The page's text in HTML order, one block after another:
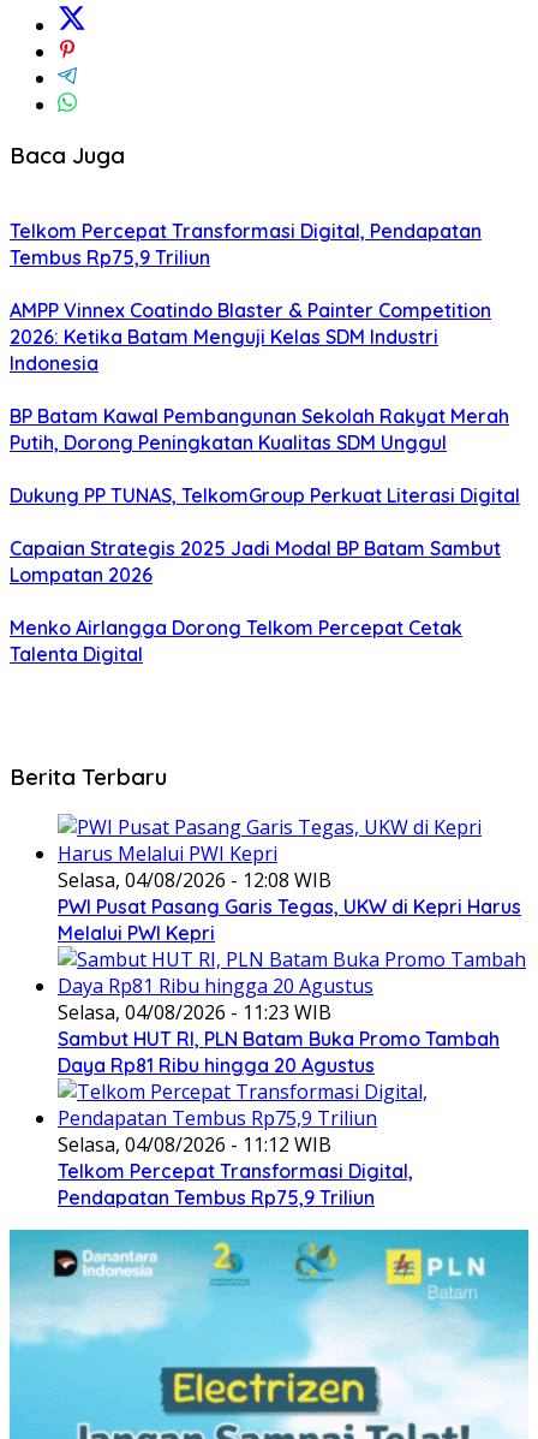
Baca Juga
Telkom Percepat Transformasi Digital, Pendapatan
Tembus Rp75,9 Triliun
AMPP Vinnex Coatindo Blaster & Painter Competition
2026: Ketika Batam Menguji Kelas SDM Industri
Indonesia
BP Batam Kawal Pembangunan Sekolah Rakyat Merah
Putih, Dorong Peningkatan Kualitas SDM Unggul
Dukung PP TUNAS, TelkomGroup Perkuat Literasi Digital
Capaian Strategis 2025 Jadi Modal BP Batam Sambut
Lompatan 2026
Menko Airlangga Dorong Telkom Percepat Cetak
Talenta Digital
Berita Terbaru
Selasa, 04/08/2026 - 12:08 WIB
PWI Pusat Pasang Garis Tegas, UKW di Kepri Harus
Melalui PWI Kepri
Selasa, 04/08/2026 - 11:23 WIB
Sambut HUT RI, PLN Batam Buka Promo Tambah
Daya Rp81 Ribu hingga 20 Agustus
Selasa, 04/08/2026 - 11:12 WIB
Telkom Percepat Transformasi Digital,
Pendapatan Tembus Rp75,9 Triliun